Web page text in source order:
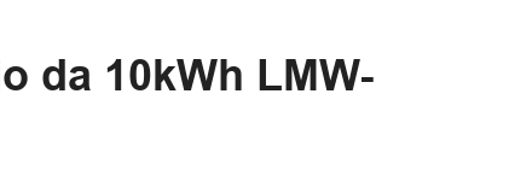
da 10kWh LMW-